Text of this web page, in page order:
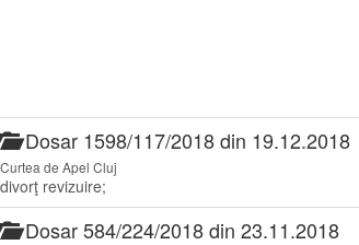
Dosar 1598/117/2018 din 19.12.2018
Curtea de Apel Cluj
divorţ revizuire;
Dosar 584/224/2018 din 23.11.2018